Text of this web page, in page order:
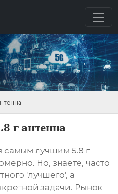
г антенна
самым лучшим 5.8 г
Но, знаете, часто
'лучшего', а
задачи. Рынок